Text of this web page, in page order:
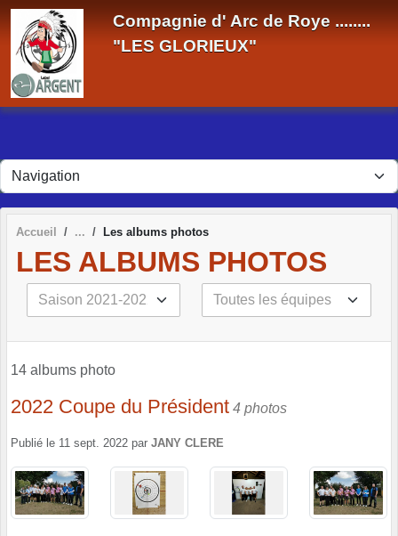
Compagnie d' Arc de Roye ........
"LES GLORIEUX"
Accueil Les albums photos
LES ALBUMS PHOTOS
14 albums photo
2022 Coupe du Président 4 photos
Publié le 11 sept. 2022 par JANY CLERE
Panneau de gestion des cookies